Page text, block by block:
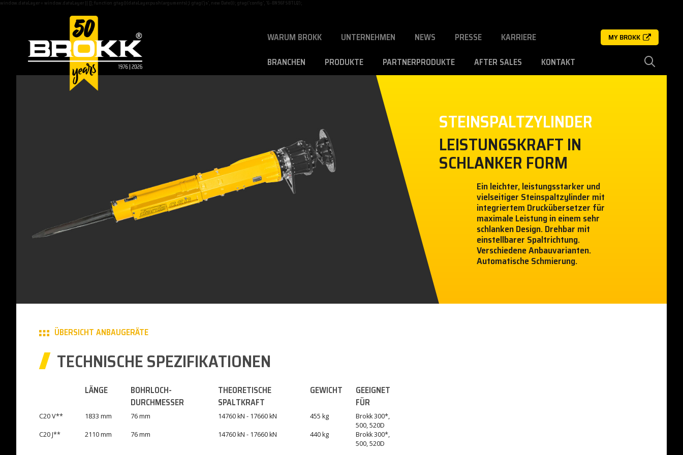
window.dataLayer = window.dataLayer || []; function gtag(){dataLayer.push(arguments);} gtag('js', new Date()); gtag('config', 'G-BN96FSBTLQ');
WARUM BROKK UNTERNEHMEN NEWS PRESSE KARRIERE MY BROKK
BRANCHEN PRODUKTE PARTNERPRODUKTE AFTER SALES KONTAKT
STEINSPALTZYLINDER
LEISTUNGSKRAFT IN
SCHLANKER FORM
Ein leichter, leistungsstarker und
vielseitiger Steinspaltzylinder mit
integriertem Druckübersetzer für
maximale Leistung in einem sehr
schlanken Design. Drehbar mit
einstellbarer Spaltrichtung.
Verschiedene Anbauvarianten.
Automatische Schmierung.
ÜBERSICHT ANBAUGERÄTE
TECHNISCHE SPEZIFIKATIONEN
LÄNGE
BOHRLOCH-
DURCHMESSER
THEORETISCHE
SPALTKRAFT
GEWICHT
GEEIGNET
FÜR
C20 V** 1833 mm 76 mm 14760 kN - 17660 kN 455 kg
Brokk 300*,
500, 520D
C20 J**
2110 mm 76 mm 14760 kN - 17660 kN 440 kg
Brokk 300*,
500, 520D